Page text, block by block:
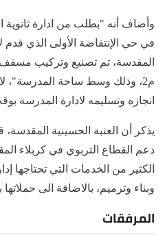
وأضاف أنه "بطلب من ادارة ثانوية
في حي الإنتفاضة الأولى الذي قدم
م2، وذلك وسط ساحة المدرسة"،
انجازه وتسليمه لادارة المدرسة
يذكر أن العتبة الحسينية
دعم القطاع التربوي في كربلاء
الكثير من الخدمات التي تحتاجها
وبناء وترميم، بالاضافة الى
المرفقات